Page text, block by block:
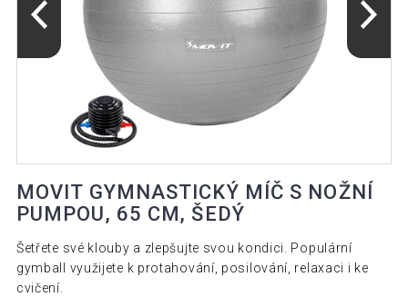
MOVIT GYMNASTICKÝ MÍČ S NOŽNÍ
PUMPOU, 65 CM, ŠEDÝ
Šetřete své klouby a zlepšujte svou kondici. Populární
gymball využijete k protahování, posilování, relaxaci i ke
cvičení.